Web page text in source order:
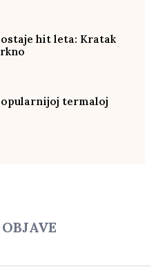
hit leta: Kratak
termaloj